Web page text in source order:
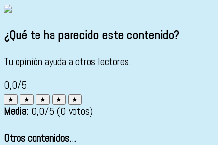
¿Qué te ha parecido este contenido?
Tu opinión ayuda a otros lectores.
0,0/5
★ ★ ★ ★ ★
Media: 0,0/5 (0 votos)
Otros contenidos...